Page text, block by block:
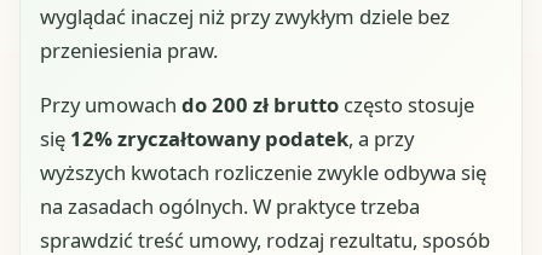
wyglądać inaczej niż przy zwykłym dziele bez
przeniesienia praw.
Przy umowach do 200 zł brutto często stosuje
się 12% zryczałtowany podatek, a przy
wyższych kwotach rozliczenie zwykle odbywa się
na zasadach ogólnych. W praktyce trzeba
sprawdzić treść umowy, rodzaj rezultatu, sposób